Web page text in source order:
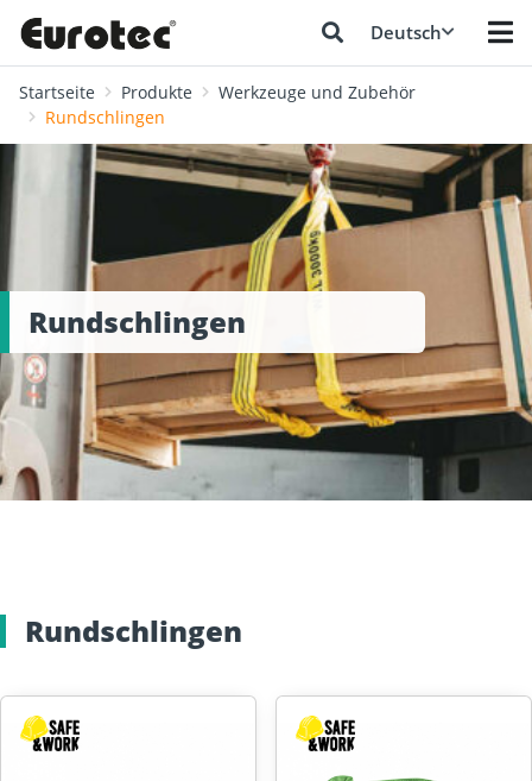
Deutsch
Startseite Produkte
Werkzeuge und Zubehör
Rundschlingen
Rundschlingen
Rundschlingen